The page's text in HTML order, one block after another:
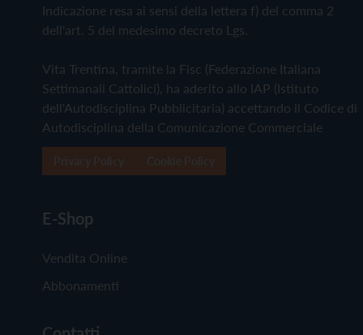
Indicazione resa ai sensi della lettera f) del comma 2
dell'art. 5 del medesimo decreto Lgs.
Vita Trentina, tramite la Fisc (Federazione Italiana
Settimanali Cattolici), ha aderito allo IAP (Istituto
dell'Autodisciplina Pubblicitaria) accettando il Codice di
Autodisciplina della Comunicazione Commerciale
E-Shop
Vendita Online
Abbonamenti